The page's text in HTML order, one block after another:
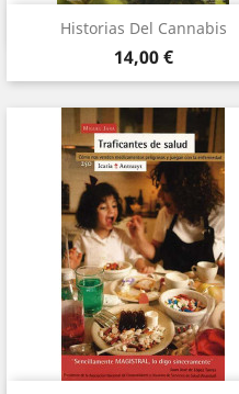
Historias Del Cannabis
Precio
14,00 €
Vista rápida